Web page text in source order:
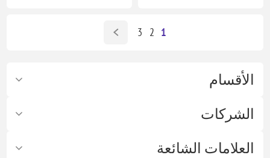
الأقسام
الشركات
العلامات الشائعة
1
2
3